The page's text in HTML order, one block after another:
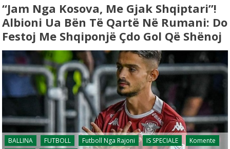
“Jam Nga Kosova, Me Gjak Shqiptari”!
Albioni Ua Bën Të Qartë Në Rumani: Do
Festoj Me Shqiponjë Çdo Gol Që Shënoj
BALLINA FUTBOLL Futboll Nga Rajoni IS SPECIALE
Komente